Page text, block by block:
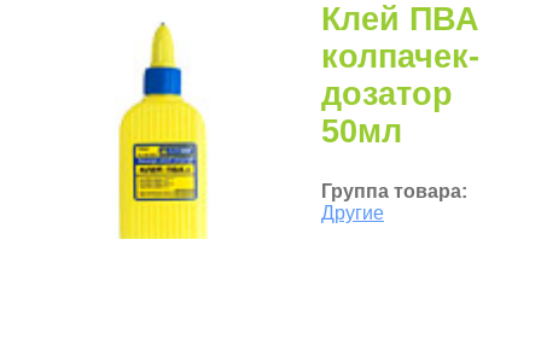
Клей ПВА
колпачек-
дозатор
50мл
Группа товара:
Другие